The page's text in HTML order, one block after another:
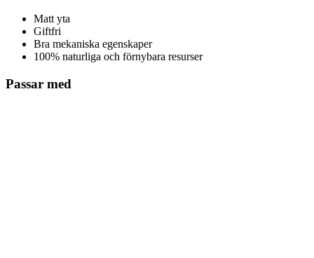
Matt yta
Giftfri
Bra mekaniska egenskaper
100% naturliga och förnybara resurser
Passar med